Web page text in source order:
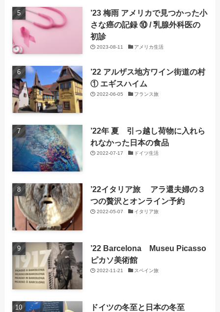
’23 梅雨 アメリカで見つかった小
さな癌の記録 ⑩ / 乳腺外科医の
初診
2023-08-11 アメリカ生活
’22 アルザス地方ワイン街道の村
① エギスハイム
2022-06-05 フランス旅
’22年 夏 引っ越し荷物に入れら
れなかった日本の食品
2022-07-17 ドイツ生活
’22イタリア旅 アラ還夫婦の３
つの贅沢とオンライン予約
2022-05-07 イタリア旅
’22 Barcelona Museu Picasso
ピカソ美術館
2022-11-21 スペイン旅
ドイツの冬至と日本の冬至